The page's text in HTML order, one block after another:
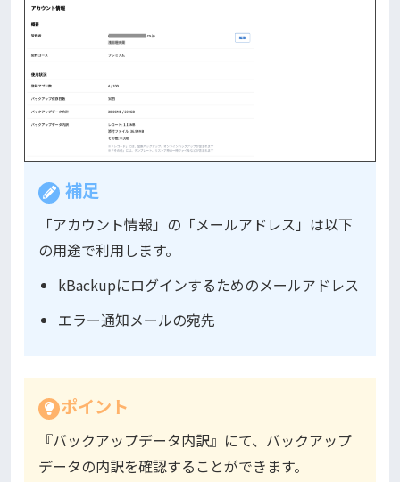
補足
「アカウント情報」の「メールアドレス」は以下
の用途で利用します。
kBackupにログインするためのメールアドレス
エラー通知メールの宛先
ポイント
『バックアップデータ内訳』にて、バックアップ
データの内訳を確認することができます。